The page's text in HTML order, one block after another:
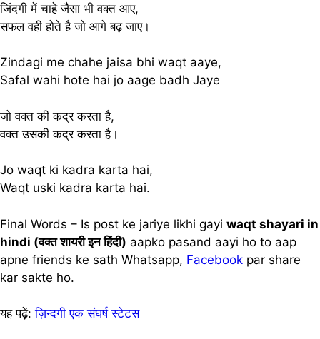
जिंदगी में चाहे जैसा भी वक्त आए,
सफल वही होते है जो आगे बढ़ जाए।
Zindagi me chahe jaisa bhi waqt aaye,
Safal wahi hote hai jo aage badh Jaye
जो वक्त की कद्र करता है,
वक्त उसकी कद्र करता है।
Jo waqt ki kadra karta hai,
Waqt uski kadra karta hai.
Final Words – Is post ke jariye likhi gayi waqt shayari in
hindi (वक्त शायरी इन हिंदी) aapko pasand aayi ho to aap
apne friends ke sath Whatsapp, Facebook par share
kar sakte ho.
यह पढ़ें:ज़िन्दगी एक संघर्ष स्टेटस